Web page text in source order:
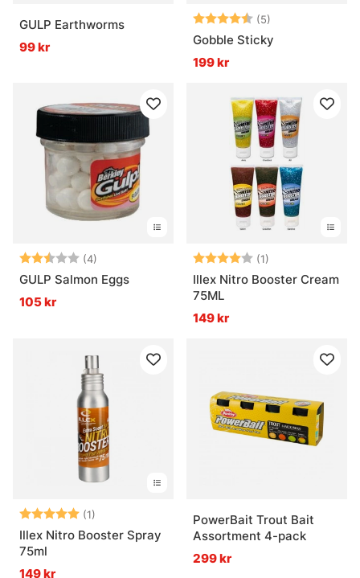
GULP Earthworms
99 kr
Betyg: (5)
Gobble Sticky
199 kr
Betyg: (4)
2.5 utav 5 stjärnor
GULP Salmon Eggs
105 kr
Betyg: (1)
Illex Nitro Booster Cream
75ML
149 kr
Betyg: (1)
5.0 utav 5 stjärnor
Illex Nitro Booster Spray
75ml
149 kr
PowerBait Trout Bait
Assortment 4-pack
299 kr